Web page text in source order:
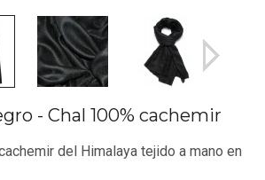
- Chal 100% cachemir
del Himalaya tejido a mano en